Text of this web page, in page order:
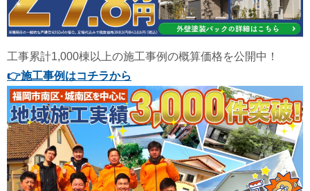
工事累計1,000棟以上の施工事例の概算価格を公開中！
👉施工事例はコチラから